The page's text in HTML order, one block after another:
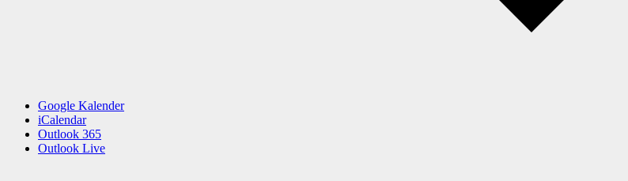
Google Kalender
iCalendar
Outlook 365
Outlook Live